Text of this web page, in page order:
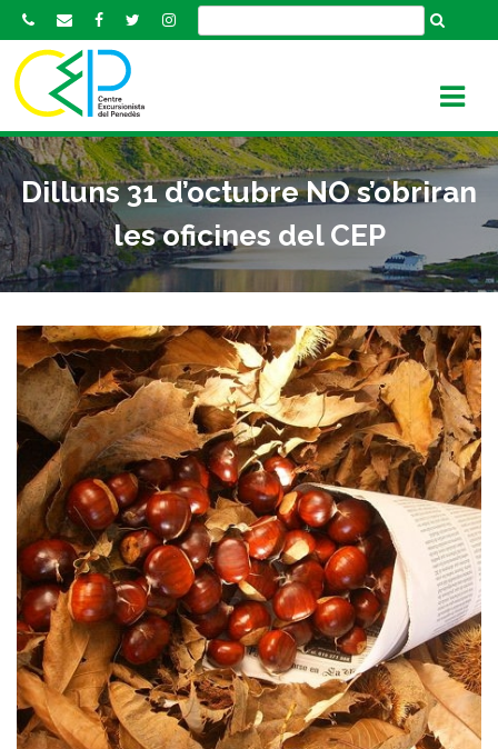
k
o
c
o
n
t
e
Dilluns 31 d’octubre NO s’obriran
les oficines del CEP